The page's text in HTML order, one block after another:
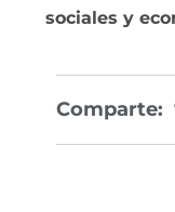
sociales y
Comparte: